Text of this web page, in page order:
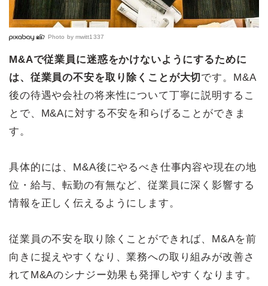
Photo by mwitt1337
M&Aで従業員に迷惑をかけないようにするために
は、従業員の不安を取り除くことが大切 です。M&A
後の待遇や会社の将来性について丁寧に説明するこ
とで、M&Aに対する不安を和らげることができま
す。
具体的には、M&A後にやるべき仕事内容や現在の地
位・給与、転勤の有無など、従業員に深く影響する
情報を正しく伝えるようにします。
従業員の不安を取り除くことができれば、M&Aを前
向きに捉えやすくなり、業務への取り組みが改善さ
れてM&Aのシナジー効果も発揮しやすくなります。